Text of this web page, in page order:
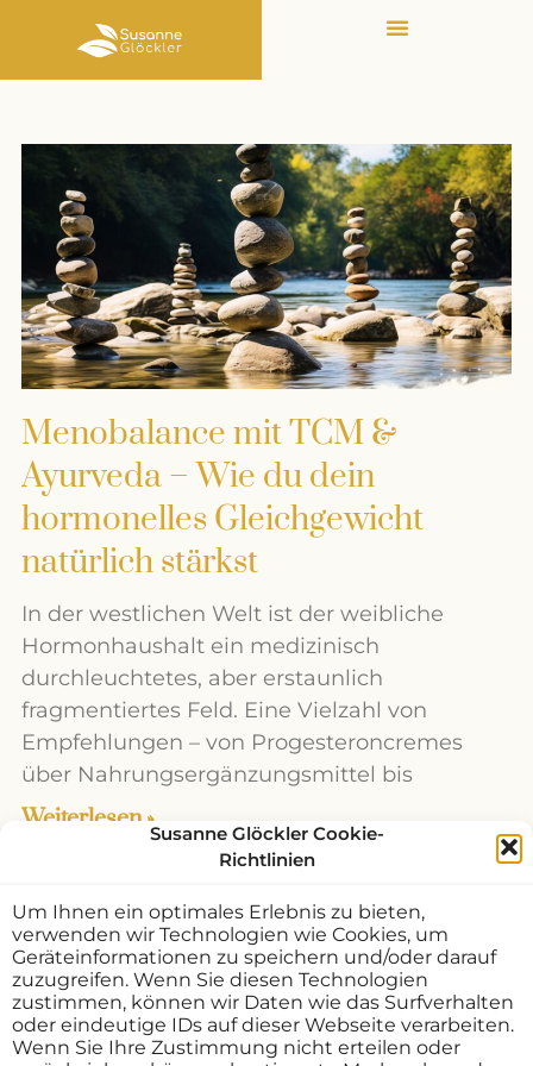
Susanne Glöckler Cookie-
Richtlinien
Um Ihnen ein optimales Erlebnis zu bieten,
verwenden wir Technologien wie Cookies, um
Geräteinformationen zu speichern und/oder darauf
zuzugreifen. Wenn Sie diesen Technologien
zustimmen, können wir Daten wie das Surfverhalten
oder eindeutige IDs auf dieser Webseite verarbeiten.
Wenn Sie Ihre Zustimmung nicht erteilen oder
Menobalance mit TCM &
Ayurveda – Wie du dein
hormonelles Gleichgewicht
natürlich stärkst
In der westlichen Welt ist der weibliche
Hormonhaushalt ein medizinisch
durchleuchtetes, aber erstaunlich
fragmentiertes Feld. Eine Vielzahl von
Empfehlungen – von Progesteroncremes
über Nahrungsergänzungsmittel bis
Weiterlesen »